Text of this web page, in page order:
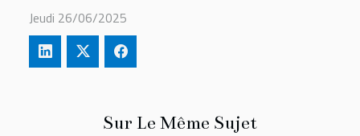
Sur Le Même Sujet
Jeudi 26/06/2025